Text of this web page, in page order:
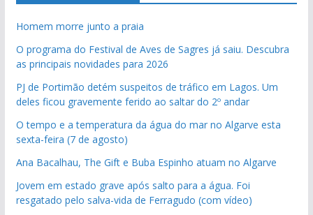
Homem morre junto a praia
O programa do Festival de Aves de Sagres já saiu. Descubra
as principais novidades para 2026
PJ de Portimão detém suspeitos de tráfico em Lagos. Um
deles ficou gravemente ferido ao saltar do 2º andar
O tempo e a temperatura da água do mar no Algarve esta
sexta-feira (7 de agosto)
Ana Bacalhau, The Gift e Buba Espinho atuam no Algarve
Jovem em estado grave após salto para a água. Foi
resgatado pelo salva-vida de Ferragudo (com vídeo)